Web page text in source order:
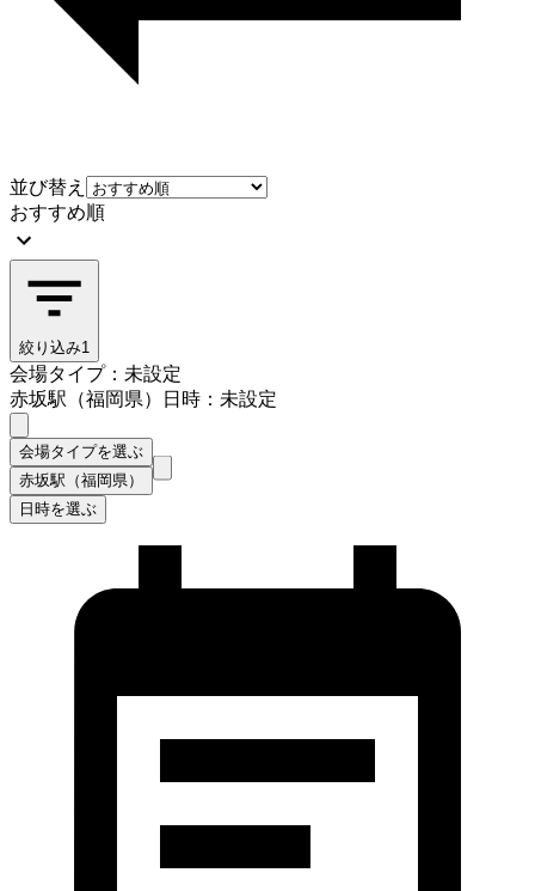
並び替え
おすすめ順
絞り込み1
会場タイプ：未設定
赤坂駅（福岡県）
日時：未設定
会場タイプを選ぶ
赤坂駅（福岡県）
日時を選ぶ